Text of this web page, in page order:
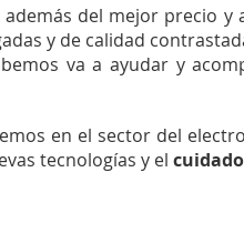
del mejor precio y
y de calidad
va a ayudar y
en el sector del
tecnologías y el